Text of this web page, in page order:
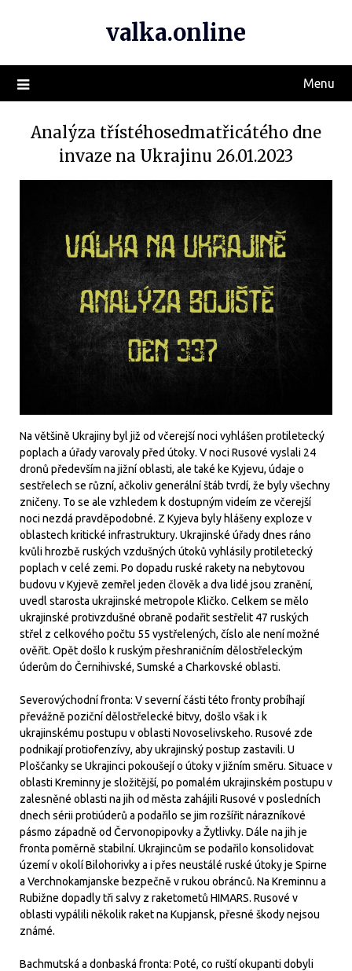
valka.online
Menu
Analýza třístéhosedmatřicátého dne
invaze na Ukrajinu 26.01.2023
Na většině Ukrajiny byl již od včerejší noci vyhlášen protiletecký
poplach a úřady varovaly před útoky. V noci Rusové vyslali 24
dronů především na jižní oblasti, ale také ke Kyjevu, údaje o
sestřelech se různí, ačkoliv generální štáb tvrdí, že byly všechny
zničeny. To se ale vzhledem k dostupným videím ze včerejší
noci nezdá pravděpodobné. Z Kyjeva byly hlášeny exploze v
oblastech kritické infrastruktury. Ukrajinské úřady dnes ráno
kvůli hrozbě ruských vzdušných útoků vyhlásily protiletecký
poplach v celé zemi. Po dopadu ruské rakety na nebytovou
budovu v Kyjevě zemřel jeden člověk a dva lidé jsou zranění,
uvedl starosta ukrajinské metropole Kličko. Celkem se mělo
ukrajinské protivzdušné obraně podařit sestřelit 47 ruských
střel z celkového počtu 55 vystřelených, číslo ale není možné
ověřit. Opět došlo k ruským přeshraničním dělostřeleckým
úderům do Černihivské, Sumské a Charkovské oblasti.
Severovýchodní fronta: V severní části této fronty probíhají
převážně poziční dělostřelecké bitvy, došlo však i k
ukrajinskému postupu v oblasti Novoselivskeho. Rusové zde
podnikají protiofenzívy, aby ukrajinský postup zastavili. U
Ploščanky se Ukrajinci pokoušejí o útoky v jižním směru. Situace v
oblasti Kreminny je složitější, po pomalém ukrajinském postupu v
zalesněné oblasti na jih od města zahájili Rusové v posledních
dnech sérii protiúderů a podařilo se jim rozšířit nárazníkové
pásmo západně od Červonopipovky a Žytlivky. Dále na jih je
fronta poměrně stabilní. Ukrajincům se podařilo konsolidovat
území v okolí Bilohorivky a i přes neustálé ruské útoky je Spirne
a Verchnokamjanske bezpečně v rukou obránců. Na Kreminnu a
Rubižne dopadly tři salvy z raketometů HIMARS. Rusové v
oblasti vypálili několik raket na Kupjansk, přesné škody nejsou
známé.
Bachmutská a donbaská fronta: Poté, co ruští okupanti dobyli